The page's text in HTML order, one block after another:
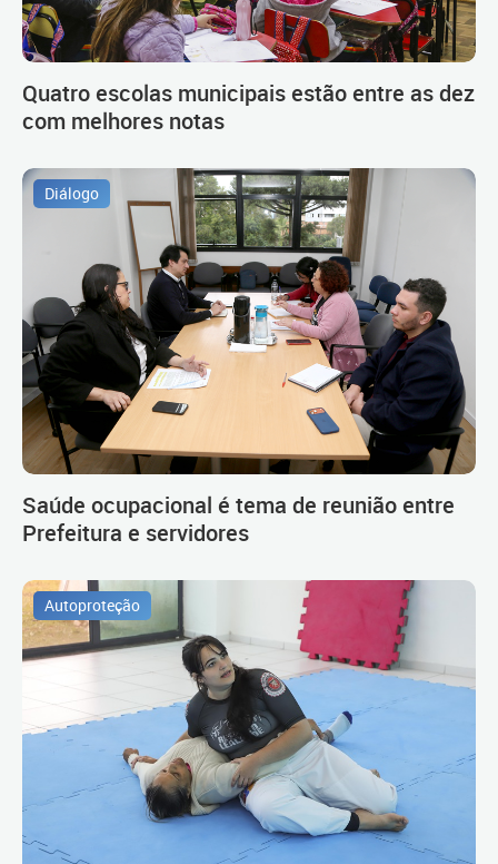
Quatro escolas municipais estão entre as dez
com melhores notas
Diálogo
Saúde ocupacional é tema de reunião entre
Prefeitura e servidores
Autoproteção